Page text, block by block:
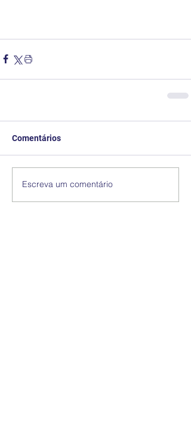
Comentários
Escreva um comentário